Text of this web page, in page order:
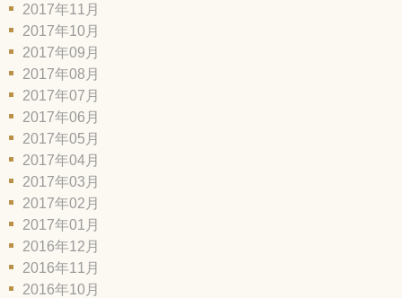
2017年11月
2017年10月
2017年09月
2017年08月
2017年07月
2017年06月
2017年05月
2017年04月
2017年03月
2017年02月
2017年01月
2016年12月
2016年11月
2016年10月